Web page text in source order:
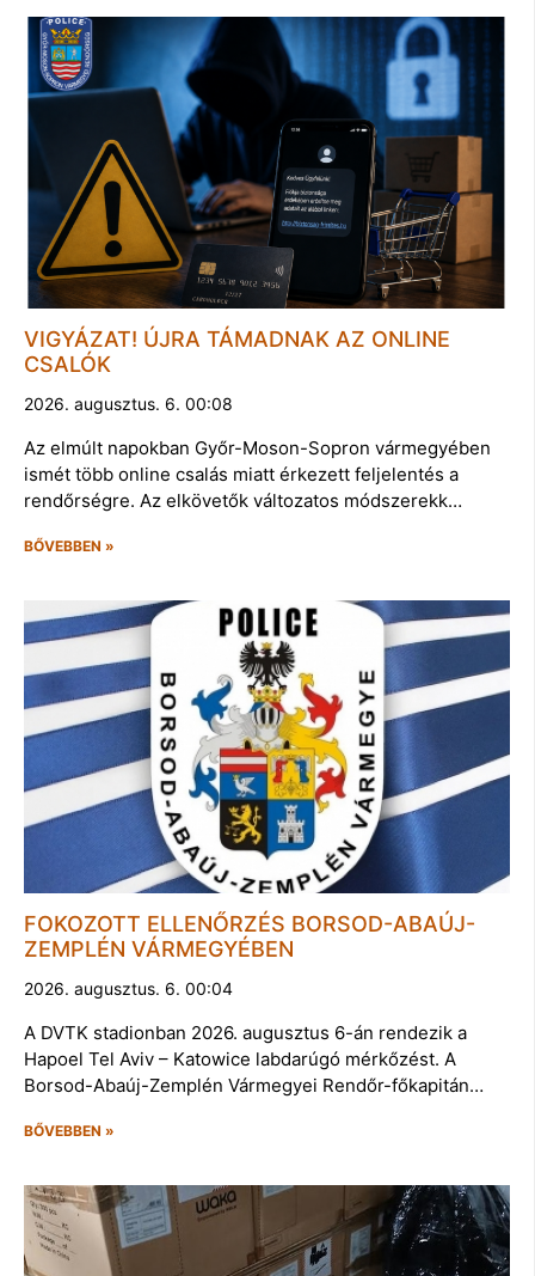
VIGYÁZAT! ÚJRA TÁMADNAK AZ ONLINE
CSALÓK
2026. augusztus. 6. 00:08
Az elmúlt napokban Győr-Moson-Sopron vármegyében
ismét több online csalás miatt érkezett feljelentés a
rendőrségre. Az elkövetők változatos módszerekk…
BŐVEBBEN »
FOKOZOTT ELLENŐRZÉS BORSOD-ABAÚJ-
ZEMPLÉN VÁRMEGYÉBEN
2026. augusztus. 6. 00:04
A DVTK stadionban 2026. augusztus 6-án rendezik a
Hapoel Tel Aviv – Katowice labdarúgó mérkőzést. A
Borsod-Abaúj-Zemplén Vármegyei Rendőr-főkapitán…
BŐVEBBEN »